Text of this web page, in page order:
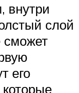
внутри
слой
сможет
его